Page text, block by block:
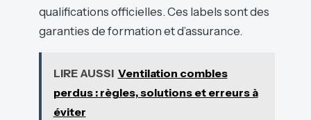
qualifications officielles. Ces labels sont des
garanties de formation et d’assurance.
LIRE AUSSI Ventilation combles
perdus : règles, solutions et erreurs à
éviter